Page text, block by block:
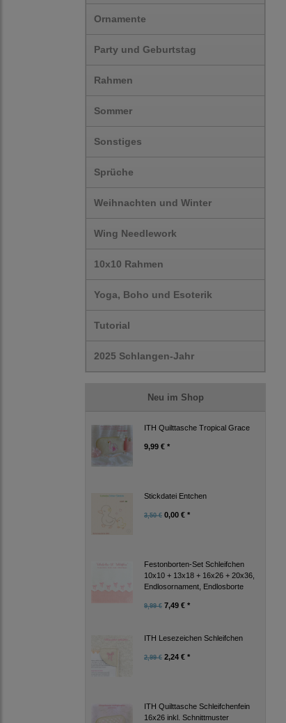
Ornamente
Party und Geburtstag
Rahmen
Sommer
Sonstiges
Sprüche
Weihnachten und Winter
Wing Needlework
10x10 Rahmen
Yoga, Boho und Esoterik
Tutorial
2025 Schlangen-Jahr
Neu im Shop
ITH Quilttasche Tropical Grace
9,99 € *
Stickdatei Entchen
3,50 € 0,00 € *
Festonborten-Set Schleifchen
10x10 + 13x18 + 16x26 + 20x36,
Endlosornament, Endlosborte
9,99 € 7,49 € *
ITH Lesezeichen Schleifchen
2,99 € 2,24 € *
ITH Quilttasche Schleifchenfein
16x26 inkl. Schnittmuster